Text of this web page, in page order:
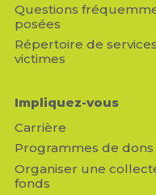
Questions
posées
Répertoire de
victimes
Impliquez-vous
Carrière
Programmes de dons
Organiser une
fonds